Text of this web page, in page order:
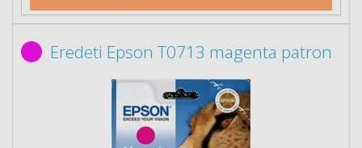
Eredeti Epson T0713 magenta patron